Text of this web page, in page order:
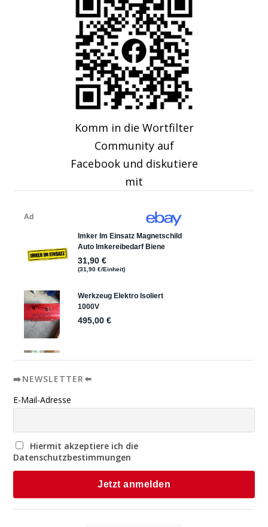
Komm in die Wortfilter
Community auf
Facebook und diskutiere
mit
➡️NEWSLETTER⬅️
E-Mail-Adresse
Hiermit akzeptiere ich die
Datenschutzbestimmungen